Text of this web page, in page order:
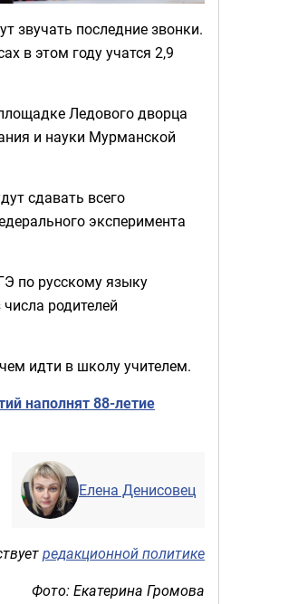
звучать последние звонки.
в этом году учатся 2,9
Ледового дворца
и науки Мурманской
сдавать всего
эксперимента
по русскому языку
родителей
идти в школу учителем.
наполнят 88-летие
Елена Денисовец
редакционной политике
Фото: Екатерина Громова